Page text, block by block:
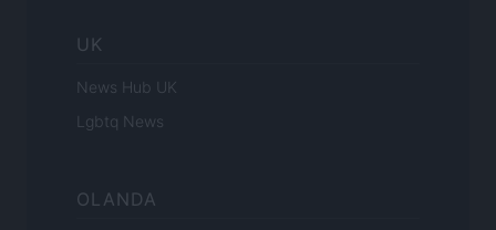
UK
News Hub UK
Lgbtq News
OLANDA